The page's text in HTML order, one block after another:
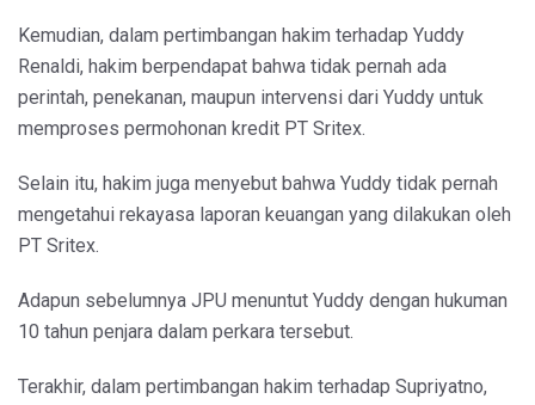
Kemudian, dalam pertimbangan hakim terhadap Yuddy
Renaldi, hakim berpendapat bahwa tidak pernah ada
perintah, penekanan, maupun intervensi dari Yuddy untuk
memproses permohonan kredit PT Sritex.
Selain itu, hakim juga menyebut bahwa Yuddy tidak pernah
mengetahui rekayasa laporan keuangan yang dilakukan oleh
PT Sritex.
Adapun sebelumnya JPU menuntut Yuddy dengan hukuman
10 tahun penjara dalam perkara tersebut.
Terakhir, dalam pertimbangan hakim terhadap Supriyatno,